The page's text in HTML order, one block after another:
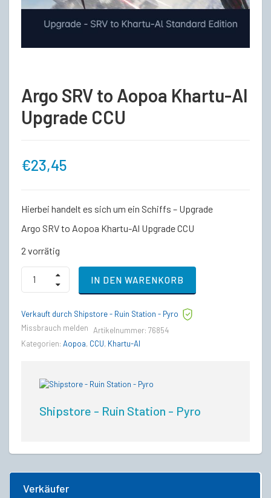
Argo SRV to Aopoa Khartu-Al
Upgrade CCU
€23,45
Hierbei handelt es sich um ein Schiffs – Upgrade
Argo SRV to Aopoa Khartu-Al Upgrade CCU
2 vorrätig
Argo
SRV
to
Khartu-
Al
CCU
IN DEN WARENKORB
Verkauft durch Shipstore - Ruin Station - Pyro
Missbrauch melden
Artikelnummer: 76854
Kategorien: Aopoa, CCU, Khartu-Al
Shipstore - Ruin Station - Pyro
Verkäufer